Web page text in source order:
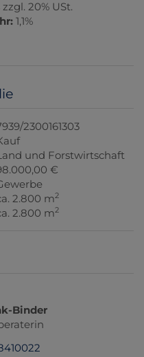
20% USt.
1,1%
2300161303
und Forstwirtschaft
€
2.800 m2
2.800 m2
Binder